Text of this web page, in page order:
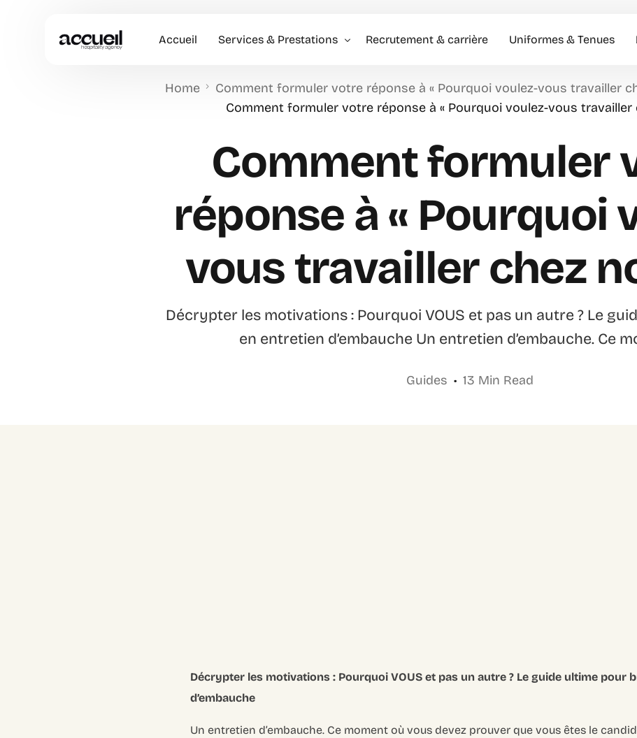
Accueil Services & Prestations
Hôtesses d’accueil événementiel & Hôtes
Animation Commerciale
Recrutement & carrière Uniformes & Tenues
Home Comment formuler votre réponse à « Pourquoi voulez-vous travailler
Comment formuler votre réponse à « Pourquoi voulez-vous travailler
Comment formuler
réponse à « Pourquoi
vous travailler chez
Décrypter les motivations : Pourquoi VOUS et pas un autre ? Le
en entretien d’embauche Un entretien d’embauche. Ce
Guides 13 Min Read
Décrypter les motivations : Pourquoi VOUS et pas un autre ? Le guide ultime pour
d’embauche
Un entretien d’embauche. Ce moment où vous devez prouver que vous êtes le